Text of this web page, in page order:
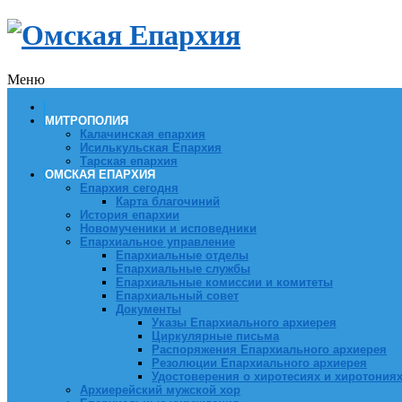
Меню
МИТРОПОЛИЯ
Калачинская епархия
Исилькульская Епархия
Тарская епархия
ОМСКАЯ ЕПАРХИЯ
Епархия сегодня
Карта благочиний
История епархии
Новомученики и исповедники
Епархиальное управление
Епархиальные отделы
Епархиальные службы
Епархиальные комиссии и комитеты
Епархиальный совет
Документы
Указы Епархиального архиерея
Циркулярные письма
Распоряжения Епархиального архиерея
Резолюции Епархиального архиерея
Удостоверения о хиротесиях и хиротониях
Архиерейский мужской хор